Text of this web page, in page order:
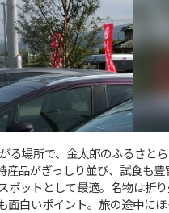
る場所で、金太郎のふるさと
産品がぎっしり並び、試食も豊
ポットとして最適。名物は折
面白いポイント。旅の途中に